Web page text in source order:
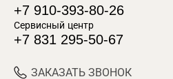
+7 910-393-80-26
Сервисный центр
+7 831 295-50-67
ЗАКАЗАТЬ ЗВОНОК